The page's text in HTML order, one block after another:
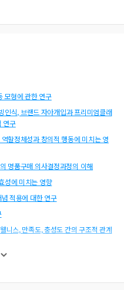
모형에 관한 연구
인식, 브랜드 자아개입과 프리미엄클래
연구
할정체성과 창의적 행동에 미치는 영
명품구매 의사결정과정의 이해
성에 미치는 영향
적용에 대한 연구
니스, 만족도, 충성도 간의 구조적 관계
석